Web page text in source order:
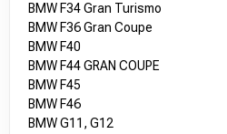
BMW F34 Gran Turismo
BMW F36 Gran Coupe
BMW F40
BMW F44 GRAN COUPE
BMW F45
BMW F46
BMW G11, G12